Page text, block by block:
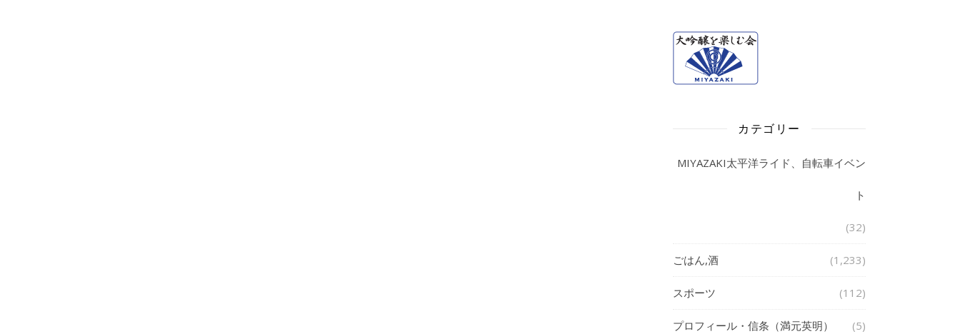
カテゴリー
MIYAZAKI太平洋ライド、自転車イベン
ト
(32)
ごはん,酒 (1,233)
スポーツ (112)
プロフィール・信条（満元英明） (5)